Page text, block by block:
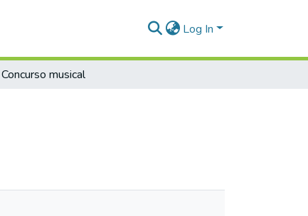
Log In
Concurso musical